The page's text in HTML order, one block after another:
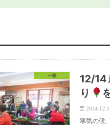
一般 12/14
り
寒気の候